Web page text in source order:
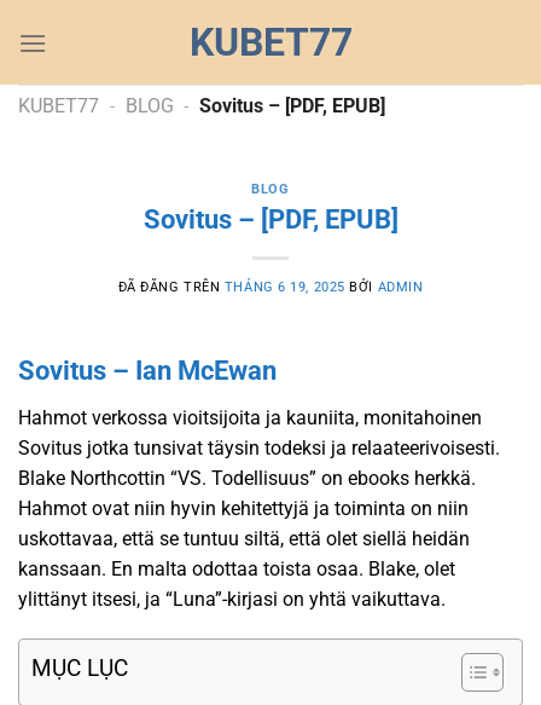
đến
dung
KUBET77
KUBET77 - BLOG - Sovitus – [PDF, EPUB]
BLOG
Sovitus – [PDF, EPUB]
ĐÃ ĐĂNG TRÊN THÁNG 6 19, 2025 BỞI ADMIN
Sovitus – Ian McEwan
Hahmot verkossa vioitsijoita ja kauniita, monitahoinen
Sovitus jotka tunsivat täysin todeksi ja relaateerivoisesti.
Blake Northcottin “VS. Todellisuus” on ebooks herkkä.
Hahmot ovat niin hyvin kehitettyjä ja toiminta on niin
uskottavaa, että se tuntuu siltä, että olet siellä heidän
kanssaan. En malta odottaa toista osaa. Blake, olet
ylittänyt itsesi, ja “Luna”-kirjasi on yhtä vaikuttava.
MỤC LỤC